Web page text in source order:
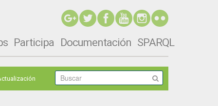
Participa Documentación SPARQL